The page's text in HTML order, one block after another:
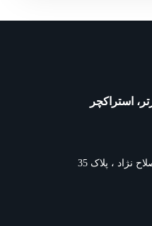
استراکچر